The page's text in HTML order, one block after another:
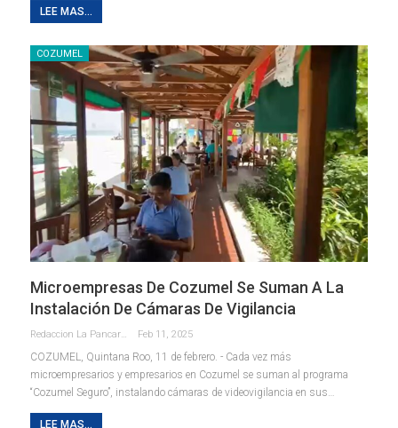
LEE MAS...
COZUMEL
Microempresas De Cozumel Se Suman A La
Instalación De Cámaras De Vigilancia
Feb 11, 2025
COZUMEL, Quintana Roo, 11 de febrero. - Cada vez más
microempresarios y empresarios en Cozumel se suman al programa
“Cozumel Seguro”, instalando cámaras de videovigilancia en sus
LEE MAS...